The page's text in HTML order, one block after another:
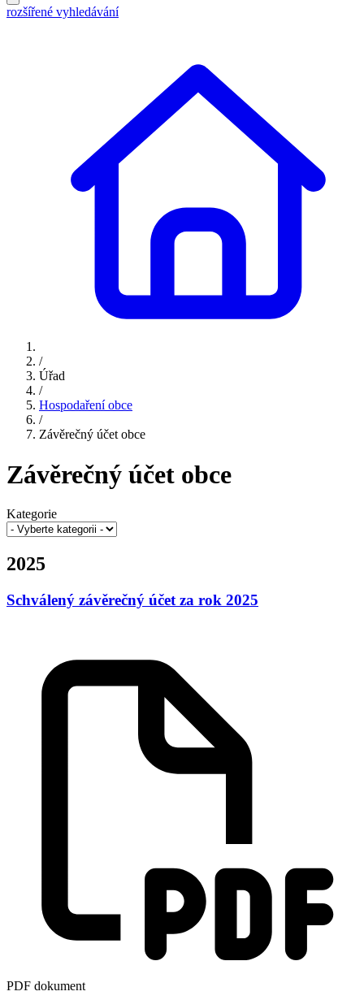
rozšířené vyhledávání
/
Úřad
/
Hospodaření obce
/
Závěrečný účet obce
Závěrečný účet obce
Kategorie
2025
Schválený závěrečný účet za rok 2025
PDF dokument